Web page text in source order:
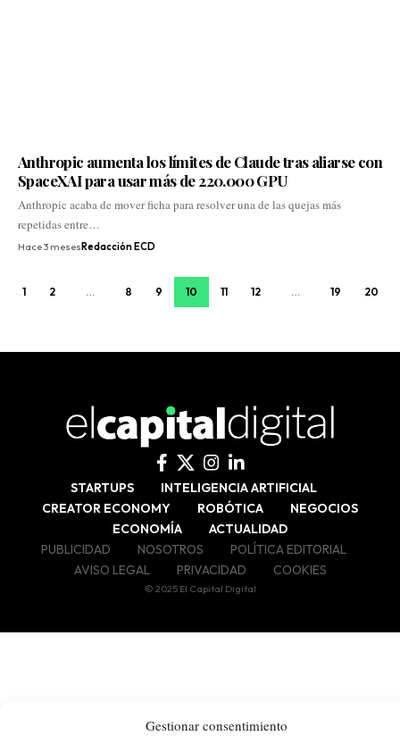
Gestionar consentimiento
Anthropic aumenta los límites de Claude tras aliarse con
SpaceXAI para usar más de 220.000 GPU
Anthropic acaba de mover ficha para resolver una de las quejas más
repetidas entre…
Hace 3 meses Redacción ECD
1 2 … 8 9 10 11 12 … 19 20
STARTUPS
INTELIGENCIA ARTIFICIAL
CREATOR ECONOMY
ROBÓTICA
NEGOCIOS
ECONOMÍA
ACTUALIDAD
PUBLICIDAD
NOSOTROS
POLÍTICA EDITORIAL
AVISO LEGAL
PRIVACIDAD COOKIES
© 2025 El Capital Digital